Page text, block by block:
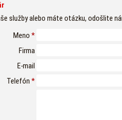
služby alebo máte otázku, odošlite
Meno *
Firma
E-mail
Telefón *